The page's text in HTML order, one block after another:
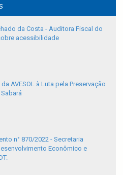
da Costa - Auditora Fiscal do
acessibilidade
AVESOL à Luta pela Preservação
n° 870/2022 - Secretaria
Econômico e